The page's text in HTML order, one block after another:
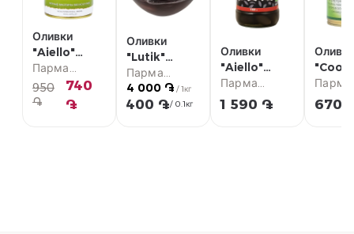
Оливки
"Aiello"
черные, без
косточек
400г
Парма
супермаркет
950
֏
740
֏
Оливки
"Lutik"
каламата, с
косточкой кг
Парма
супермаркет
4 000 ֏ / 1кг
400 ֏/ 0.1кг
Оливки
"Aiello"
черные, с
косточкой
Парма
супермаркет
1 590 ֏
Парма
670